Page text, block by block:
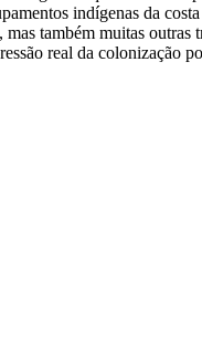
indígenas da
também muitas
real da colonização